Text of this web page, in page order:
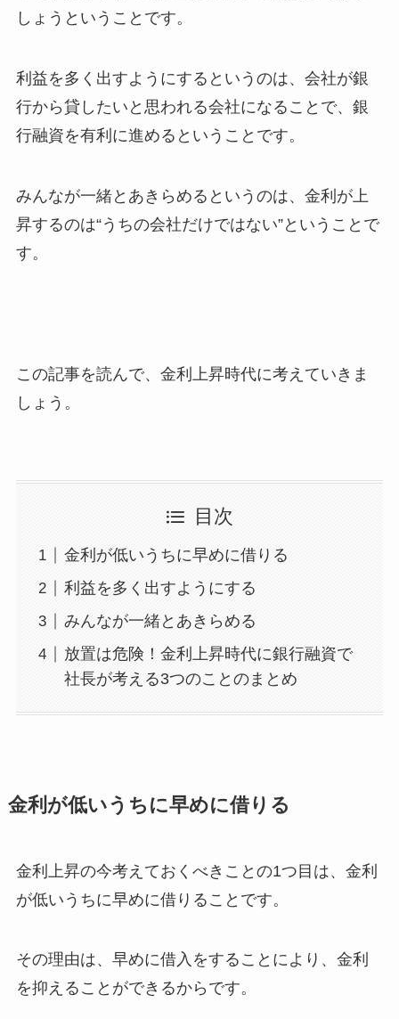
しょうということです。
利益を多く出すようにするというのは、会社が銀
行から貸したいと思われる会社になることで、銀
行融資を有利に進めるということです。
みんなが一緒とあきらめるというのは、金利が上
昇するのは“うちの会社だけではない”ということで
す。
この記事を読んで、金利上昇時代に考えていきま
しょう。
目次
金利が低いうちに早めに借りる
利益を多く出すようにする
みんなが一緒とあきらめる
放置は危険！金利上昇時代に銀行融資で
社長が考える3つのことのまとめ
金利が低いうちに早めに借りる
金利上昇の今考えておくべきことの1つ目は、金利
が低いうちに早めに借りることです。
その理由は、早めに借入をすることにより、金利
を抑えることができるからです。